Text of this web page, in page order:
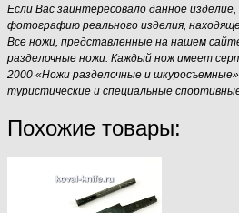
Если Вас заинтересовало данное
фотографию реального изделия,
Все ножи, представленные на нашем
разделочные ножи. Каждый нож имеет
2000 «Ножи разделочные и
туристические и специальные
Похожие товары: